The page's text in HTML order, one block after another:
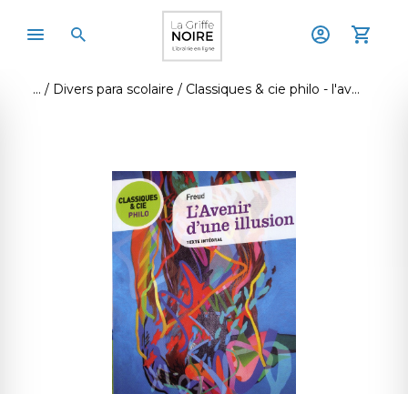
Divers para scolaire Classiques & cie philo - l'avenir d'une illusion